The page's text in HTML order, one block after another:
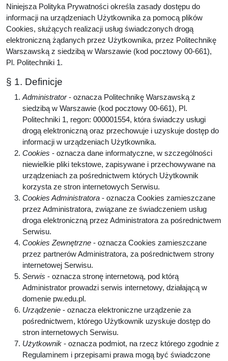
Niniejsza Polityka Prywatności określa zasady dostępu do
informacji na urządzeniach Użytkownika za pomocą plików
Cookies, służących realizacji usług świadczonych drogą
elektroniczną żądanych przez Użytkownika, przez Politechnikę
Warszawską z siedzibą w Warszawie (kod pocztowy 00-661),
Pl. Politechniki 1.
§ 1. Definicje
Administrator- oznacza Politechnikę Warszawską z
siedzibą w Warszawie (kod pocztowy 00-661), Pl.
Politechniki 1, regon: 000001554, która świadczy usługi
drogą elektroniczną oraz przechowuje i uzyskuje dostęp do
informacji w urządzeniach Użytkownika.
Cookies - oznacza dane informatyczne, w szczególności
niewielkie pliki tekstowe, zapisywane i przechowywane na
urządzeniach za pośrednictwem których Użytkownik
korzysta ze stron internetowych Serwisu.
Cookies Administratora - oznacza Cookies zamieszczane
przez Administratora, związane ze świadczeniem usług
droga elektroniczną przez Administratora za pośrednictwem
Serwisu.
Cookies Zewnętrzne - oznacza Cookies zamieszczane
przez partnerów Administratora, za pośrednictwem strony
internetowej Serwisu.
Serwis - oznacza stronę internetową, pod którą
Administrator prowadzi serwis internetowy, działającą w
domenie pw.edu.pl.
Urządzenie - oznacza elektroniczne urządzenie za
pośrednictwem, którego Użytkownik uzyskuje dostęp do
stron internetowych Serwisu.
Użytkownik - oznacza podmiot, na rzecz którego zgodnie z
Regulaminem i przepisami prawa mogą być świadczone